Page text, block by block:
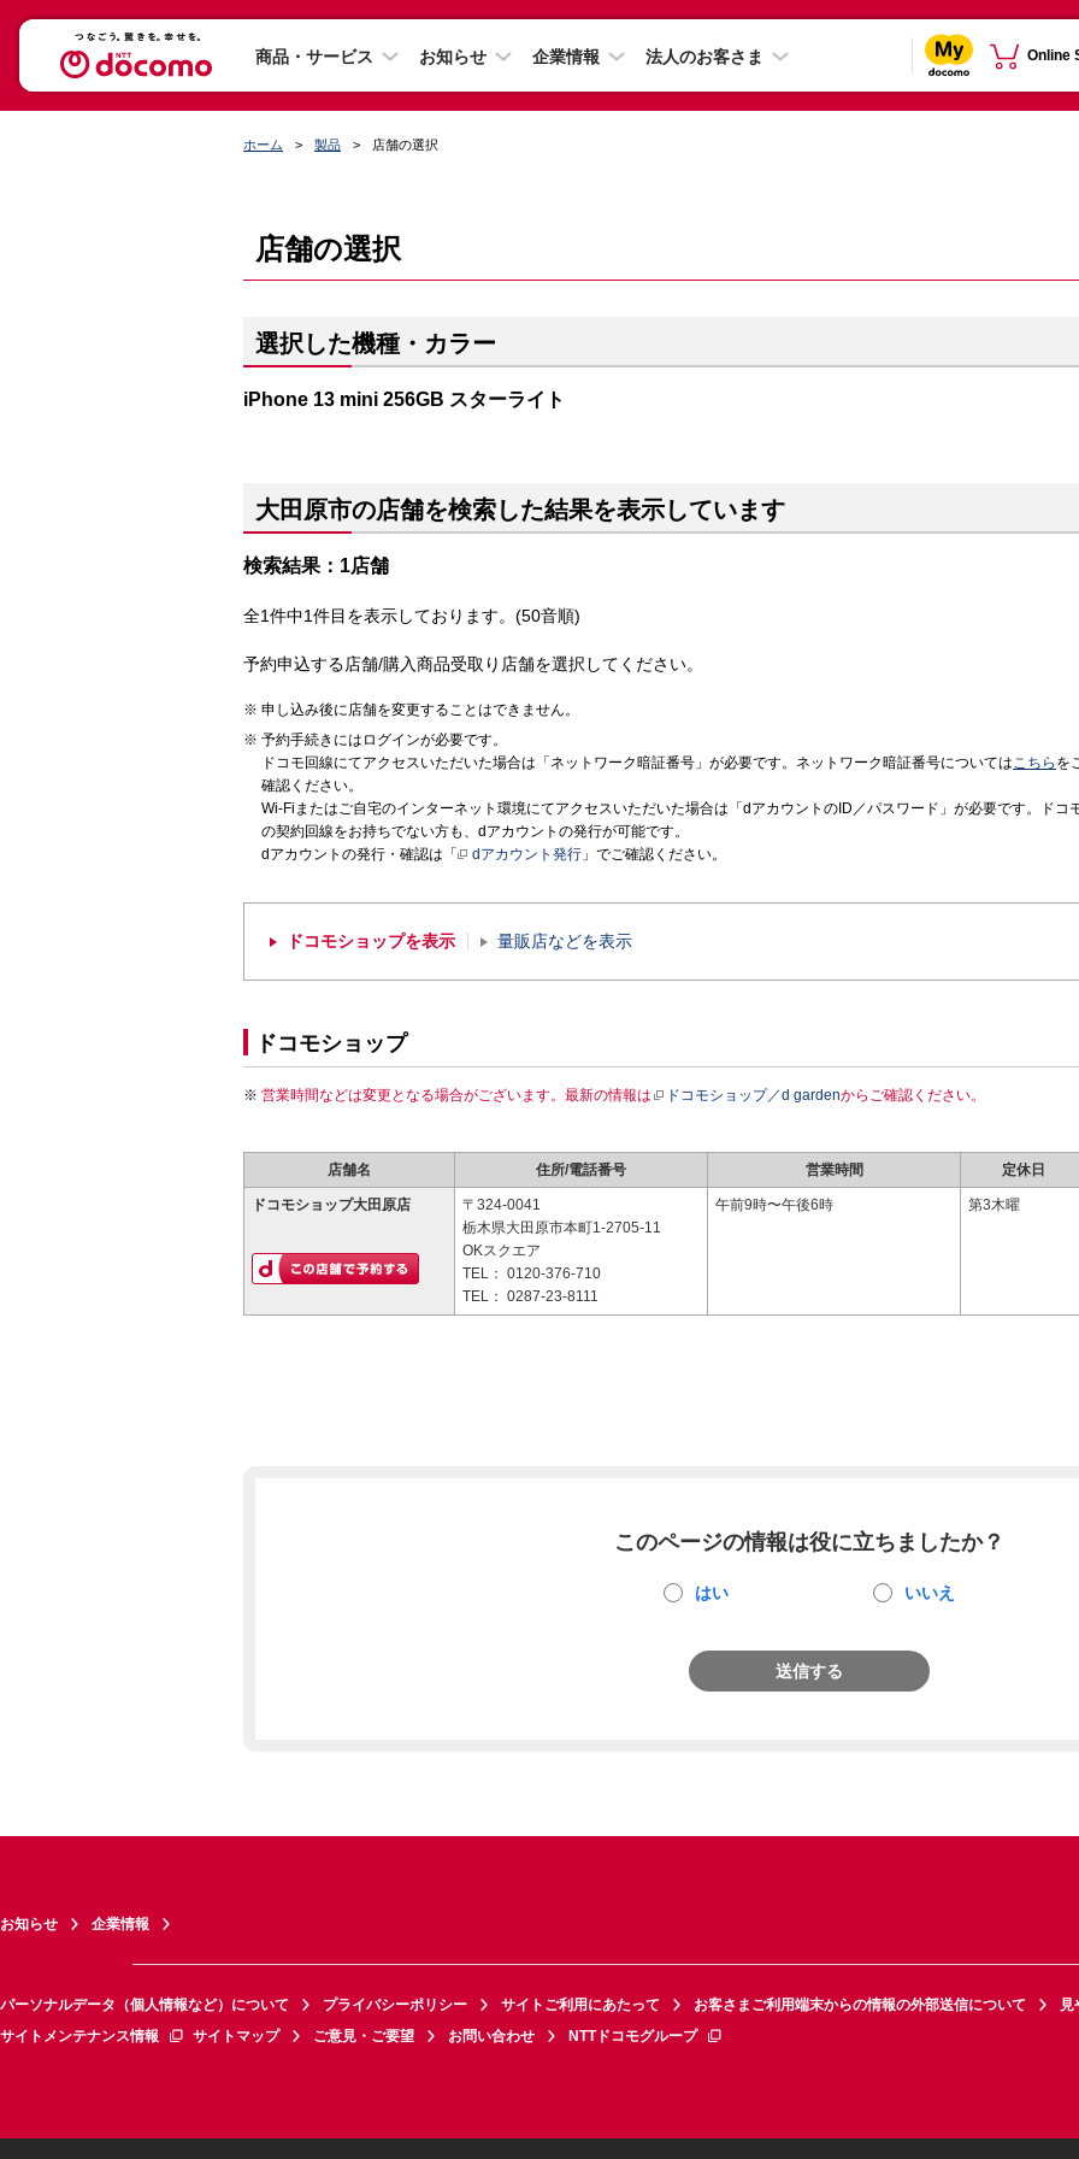
商品・サービス お知らせ 企業情報 法人のお客さま Online
ホーム 製品 店舗の選択
店舗の選択
選択した機種・カラー
iPhone 13 mini 256GB スターライト
大田原市の店舗を検索した結果を表示しています
検索結果：1店舗
全1件中1件目を表示しております。(50音順)
予約申込する店舗/購入商品受取り店舗を選択してください。
申し込み後に店舗を変更することはできません。
予約手続きにはログインが必要です。
ドコモ回線にてアクセスいただいた場合は「ネットワーク暗証番号」が必要です。ネットワーク暗証番号についてはこちら を
確認ください。
Wi-Fiまたはご自宅のインターネット環境にてアクセスいただいた場合は「dアカウントのID／パスワード」が必要です。ドコ
の契約回線をお持ちでない方も、dアカウントの発行が可能です。
dアカウントの発行・確認は「
dアカウント発行 」でご確認ください。
ドコモショップを表示 量販店などを表示
ドコモショップ
営業時間などは変更となる場合がございます。最新の情報は ドコモショップ／d gardenからご確認ください。
店舗名 住所/電話番号 営業時間 定休日
ドコモショップ大田原店
〒324-0041
栃木県大田原市本町1-2705-11
OKスクエア
TEL： 0120-376-710
TEL： 0287-23-8111
午前9時〜午後6時 第3木曜
このページの情報は役に立ちましたか？
はい いいえ
送信する
お知らせ 企業情報
パーソナルデータ（個人情報など）について プライバシーポリシー サイトご利用にあたって お客さまご利用端末からの情報の外部送信について
見
サイトメンテナンス情報
サイトマップ ご意見・ご要望 お問い合わせ NTTドコモグループ